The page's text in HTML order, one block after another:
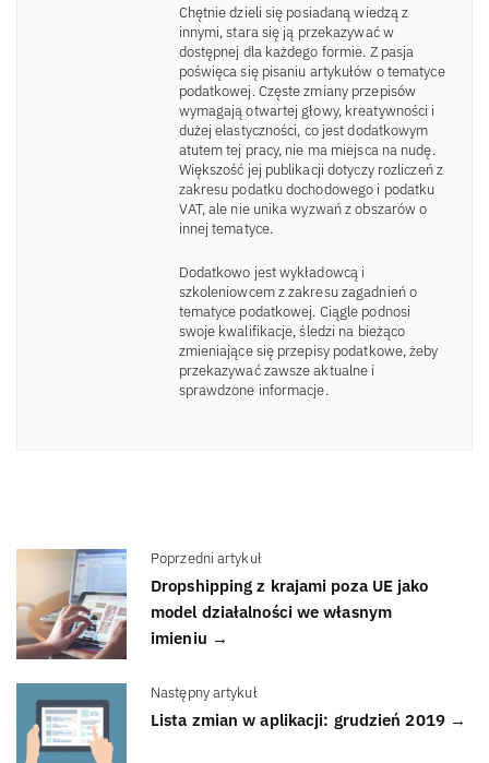
Chętnie dzieli się posiadaną wiedzą z
innymi, stara się ją przekazywać w
dostępnej dla każdego formie. Z pasja
poświęca się pisaniu artykułów o tematyce
podatkowej. Częste zmiany przepisów
wymagają otwartej głowy, kreatywności i
dużej elastyczności, co jest dodatkowym
atutem tej pracy, nie ma miejsca na nudę.
Większość jej publikacji dotyczy rozliczeń z
zakresu podatku dochodowego i podatku
VAT, ale nie unika wyzwań z obszarów o
innej tematyce.
Dodatkowo jest wykładowcą i
szkoleniowcem z zakresu zagadnień o
tematyce podatkowej. Ciągle podnosi
swoje kwalifikacje, śledzi na bieżąco
zmieniające się przepisy podatkowe, żeby
przekazywać zawsze aktualne i
sprawdzone informacje.
Poprzedni artykuł
Dropshipping z krajami poza UE jako
model działalności we własnym
imieniu →
Następny artykuł
Lista zmian w aplikacji: grudzień 2019 →